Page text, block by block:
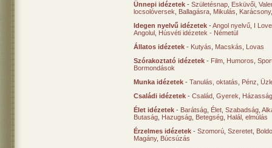
Ünnepi idézetek - Születésnap Esküvői
locsolóversek
Ballagásra Mikulás Karácsony
Idegen nyelvű idézetek -Angol nyelvű I
Angolul Húsvéti idézetek - Németül
Állatos idézetek - Kutyás Macskás
Lovas
Szórakoztató idézetek - Film Humoros
Bormondások
Munka idézetek - Tanulás, oktatás Pénz
Családi idézetek - Család Gyerek
Élet idézetek - Barátság Élet Szabadság
Butaság Hazugság Betegség Halál, elmúlás
Érzelmes idézetek - Szomorú Szeretet
Magány, Búcsúzás